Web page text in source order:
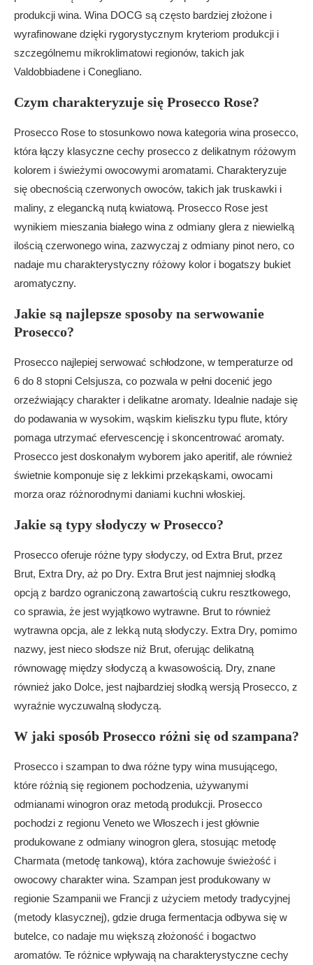
produkcji wina. Wina DOCG są często bardziej złożone i
wyrafinowane dzięki rygorystycznym kryteriom produkcji i
szczególnemu mikroklimatowi regionów, takich jak
Valdobbiadene i Conegliano.
Czym charakteryzuje się Prosecco Rose?
Prosecco Rose to stosunkowo nowa kategoria wina prosecco,
która łączy klasyczne cechy prosecco z delikatnym różowym
kolorem i świeżymi owocowymi aromatami. Charakteryzuje
się obecnością czerwonych owoców, takich jak truskawki i
maliny, z elegancką nutą kwiatową. Prosecco Rose jest
wynikiem mieszania białego wina z odmiany glera z niewielką
ilością czerwonego wina, zazwyczaj z odmiany pinot nero, co
nadaje mu charakterystyczny różowy kolor i bogatszy bukiet
aromatyczny.
Jakie są najlepsze sposoby na serwowanie
Prosecco?
Prosecco najlepiej serwować schłodzone, w temperaturze od
6 do 8 stopni Celsjusza, co pozwala w pełni docenić jego
orzeźwiający charakter i delikatne aromaty. Idealnie nadaje się
do podawania w wysokim, wąskim kieliszku typu flute, który
pomaga utrzymać efervescencję i skoncentrować aromaty.
Prosecco jest doskonałym wyborem jako aperitif, ale również
świetnie komponuje się z lekkimi przekąskami, owocami
morza oraz różnorodnymi daniami kuchni włoskiej.
Jakie są typy słodyczy w Prosecco?
Prosecco oferuje różne typy słodyczy, od Extra Brut, przez
Brut, Extra Dry, aż po Dry. Extra Brut jest najmniej słodką
opcją z bardzo ograniczoną zawartością cukru resztkowego,
co sprawia, że jest wyjątkowo wytrawne. Brut to również
wytrawna opcja, ale z lekką nutą słodyczy. Extra Dry, pomimo
nazwy, jest nieco słodsze niż Brut, oferując delikatną
równowagę między słodyczą a kwasowością. Dry, znane
również jako Dolce, jest najbardziej słodką wersją Prosecco, z
wyraźnie wyczuwalną słodyczą.
W jaki sposób Prosecco różni się od szampana?
Prosecco i szampan to dwa różne typy wina musującego,
które różnią się regionem pochodzenia, używanymi
odmianami winogron oraz metodą produkcji. Prosecco
pochodzi z regionu Veneto we Włoszech i jest głównie
produkowane z odmiany winogron glera, stosując metodę
Charmata (metodę tankową), która zachowuje świeżość i
owocowy charakter wina. Szampan jest produkowany w
regionie Szampanii we Francji z użyciem metody tradycyjnej
(metody klasycznej), gdzie druga fermentacja odbywa się w
butelce, co nadaje mu większą złożoność i bogactwo
aromatów. Te różnice wpływają na charakterystyczne cechy